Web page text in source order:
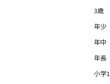
3歳
年少
年中
年長
小学